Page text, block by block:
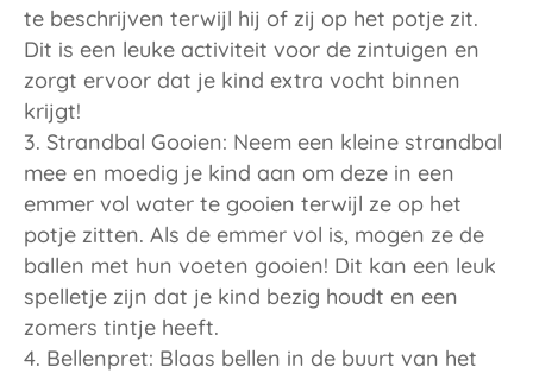
te beschrijven terwijl hij of zij op het potje zit.
Dit is een leuke activiteit voor de zintuigen en
zorgt ervoor dat je kind extra vocht binnen
krijgt!
Strandbal Gooien: Neem een kleine strandbal
mee en moedig je kind aan om deze in een
emmer vol water te gooien terwijl ze op het
potje zitten. Als de emmer vol is, mogen ze de
ballen met hun voeten gooien! Dit kan een leuk
spelletje zijn dat je kind bezig houdt en een
zomers tintje heeft.
Bellenpret: Blaas bellen in de buurt van het